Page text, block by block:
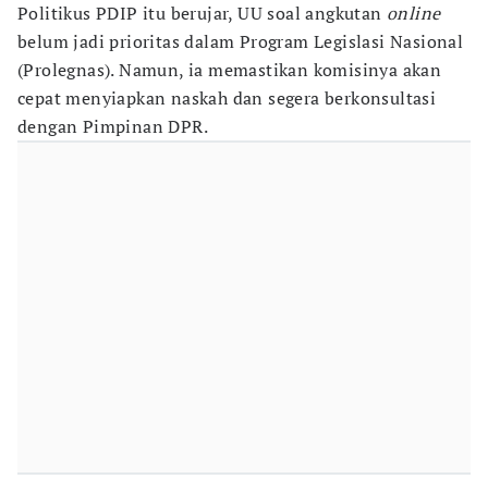
Politikus PDIP itu berujar, UU soal angkutan online
belum jadi prioritas dalam Program Legislasi Nasional
(Prolegnas). Namun, ia memastikan komisinya akan
cepat menyiapkan naskah dan segera berkonsultasi
dengan Pimpinan DPR.